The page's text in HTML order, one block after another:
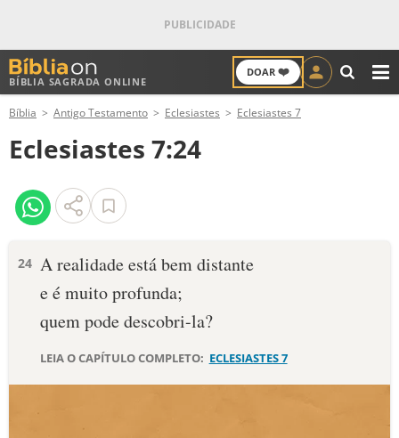
BÍBLIA SAGRADA ONLINE
DOAR ❤️
ANTIGO TESTAMENTO
NOVO TESTAMENTO
VERSÍCULOS
PALAVRA DO DIA
DEVOCIONAL DIÁRIO
Bíblia Antigo Testamento Eclesiastes Eclesiastes 7
Eclesiastes 7:24
24 A realidade está bem distante
e é muito profunda;
quem pode descobri-la?
LEIA O CAPÍTULO COMPLETO: ECLESIASTES 7